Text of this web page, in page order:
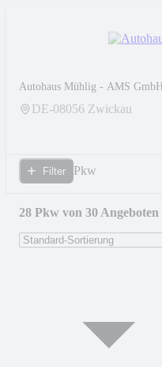
Autohaus Mühlig - AMS GmbH
DE-08056 Zwickau
Filter Pkw
28 Pkw von 30 Angeboten